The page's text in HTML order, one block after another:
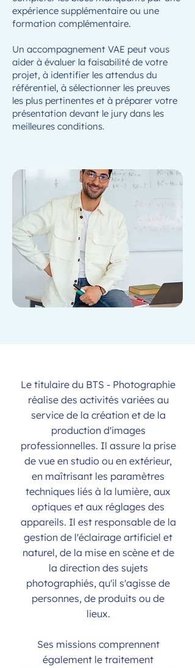
expérience supplémentaire ou une
formation complémentaire.
Un accompagnement VAE peut vous
aider à évaluer la faisabilité de votre
projet, à identifier les attendus du
référentiel, à sélectionner les preuves
les plus pertinentes et à préparer votre
présentation devant le jury dans les
meilleures conditions.
Le titulaire du BTS - Photographie
réalise des activités variées au
service de la création et de la
production d'images
professionnelles. Il assure la prise
de vue en studio ou en extérieur,
en maîtrisant les paramètres
techniques liés à la lumière, aux
optiques et aux réglages des
appareils. Il est responsable de la
gestion de l'éclairage artificiel et
naturel, de la mise en scène et de
la direction des sujets
photographiés, qu'il s'agisse de
personnes, de produits ou de
lieux.
Ses missions comprennent
également le traitement